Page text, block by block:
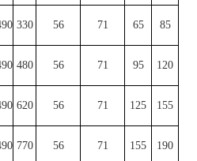
330 56 71 65 85
480 56 71 95 120
620 56 71 125 155
770 56 71 155 190